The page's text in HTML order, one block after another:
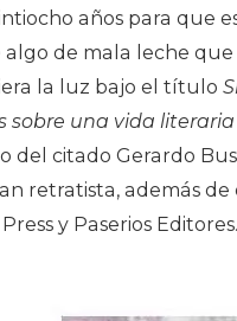
años para que
algo de mala leche
la luz bajo el título
una vida literaria
del citado Gerardo
retratista, además
y Paserios Editores.